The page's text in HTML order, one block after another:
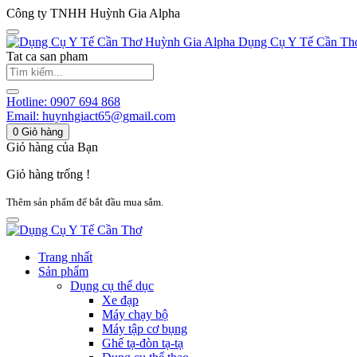
Công ty TNHH Huỳnh Gia Alpha
Huỳnh Gia Alpha Dụng Cụ Y Tế Cần
Tat ca san pham
Hotline: 0907 694 868
Email: huynhgiact65@gmail.com
0 Giỏ hàng
Giỏ hàng của Bạn
Giỏ hàng trống !
Thêm sản phẩm để bắt đầu mua sắm.
Trang nhất
Sản phẩm
Dụng cụ thể dục
Xe đạp
Máy chạy bộ
Máy tập cơ bụng
Ghế tạ-đòn tạ-tạ